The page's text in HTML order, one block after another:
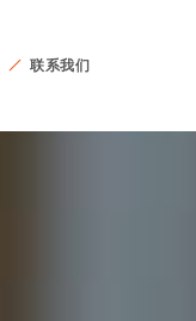
联系我们